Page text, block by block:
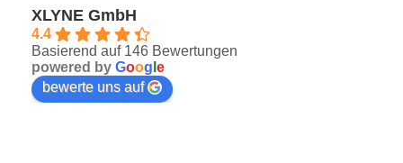
XLYNE GmbH
4.4
Basierend auf 146 Bewertungen
powered by Goog e
bewerte uns auf